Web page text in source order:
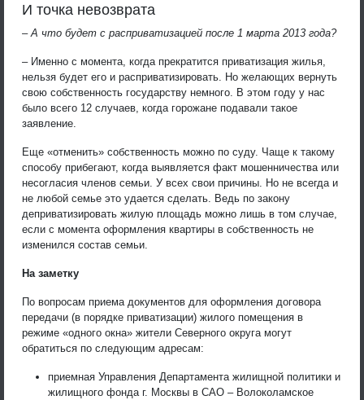
И точка невозврата
– А что будет с расприватизацией после 1 марта 2013 года?
– Именно с момента, когда прекратится приватизация жилья,
нельзя будет его и расприватизировать. Но желающих вернуть
свою собственность государству немного. В этом году у нас
было всего 12 случаев, когда горожане подавали такое
заявление.
Еще «отменить» собственность можно по суду. Чаще к такому
способу прибегают, когда выявляется факт мошенничества или
несогласия членов семьи. У всех свои причины. Но не всегда и
не любой семье это удается сделать. Ведь по закону
деприватизировать жилую площадь можно лишь в том случае,
если с момента оформления квартиры в собственность не
изменился состав семьи.
На заметку
По вопросам приема документов для оформления договора
передачи (в порядке приватизации) жилого помещения в
режиме «одного окна» жители Северного округа могут
обратиться по следующим адресам:
приемная Управления Департамента жилищной политики и
жилищного фонда г. Москвы в САО – Волоколамское